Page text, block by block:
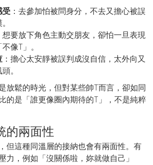
受 ：去參加怕被問身分，不去又擔心被誤
想要放下角色主動交朋友，卻怕一旦表現
像T」。
：擔心太安靜被誤判成沒自信，太外向又
。
放鬆的時光，但對某些帥T而言，卻如同
的是「誰更像圈內期待的T」，不是純粹
的兩面性
但這種同溫層的接納也會有兩面性。有
力，例如「沒關係啦，妳就做自己」